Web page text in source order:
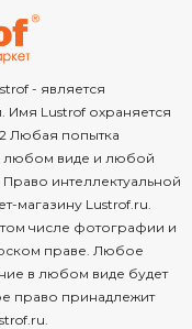
- является
Имя Lustrof охраняется
Любая попытка
любом виде и любой
интеллектуальной
магазину Lustrof.ru.
числе фотографии и
праве. Любое
в любом виде будет
право принадлежит